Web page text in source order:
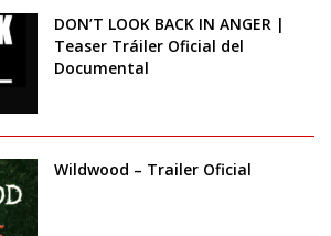
DON’T LOOK BACK IN ANGER |
Teaser Tráiler Oficial del
Documental
Wildwood – Trailer Oficial